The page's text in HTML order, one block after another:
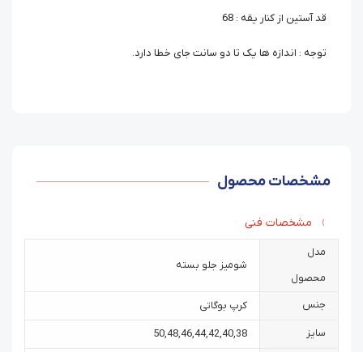
قد آستین از کنار یقه : 68
توجه : اندازه ها یک تا دو سانت جای خطا دارد.
مشخصات محصول
مشخصات فنی
مدل
محصول
شومیز جلو بسته
جنس کرپ بوگاتی
سایز 38
,
40
,
42
,
44
,
46
,
48
,
50